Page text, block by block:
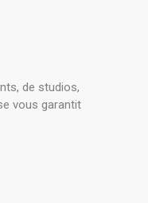
de studios,
vous garantit